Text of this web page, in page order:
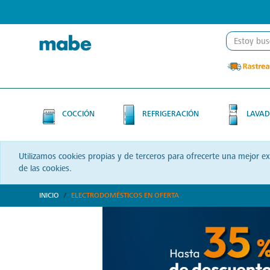
COCCIÓN REFRIGERACIÓN
Utilizamos cookies propias y de terceros para ofrecerte una mejor
de las cookies.
INICIO ELECTRODOMÉSTICOS EN OFERTA